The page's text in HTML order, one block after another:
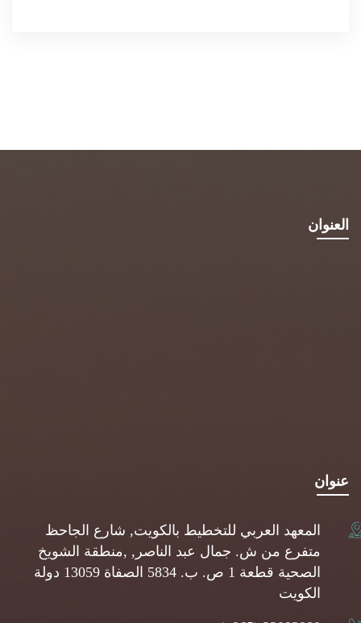
العنوان
عنوان
المعهد العربي للتخطيط بالكويت, شارع الجاحظ
متفرع من ش. جمال عبد الناصر, ,منطقة الشويخ
الصحية قطعة 1 ص. ب. 5834 الصفاة 13059 دولة
الكويت